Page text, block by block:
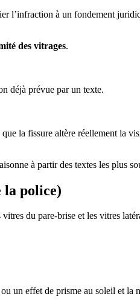
à un fondement
des vitrages.
déjà prévue par un texte.
la fissure altère réellement la
à partir des textes les plus
la police)
du pare-brise et les vitres
un effet de prisme au soleil et la